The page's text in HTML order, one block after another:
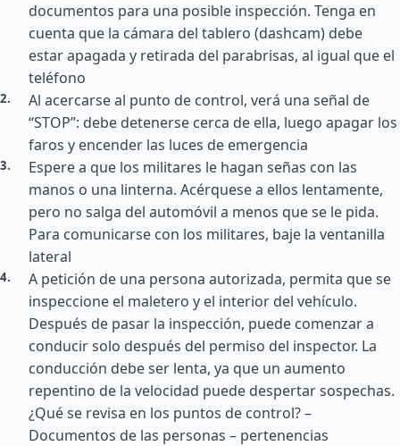
documentos para una posible inspección. Tenga en
cuenta que la cámara del tablero (dashcam) debe
estar apagada y retirada del parabrisas, al igual que el
teléfono
Al acercarse al punto de control, verá una señal de
“STOP”: debe detenerse cerca de ella, luego apagar los
faros y encender las luces de emergencia
Espere a que los militares le hagan señas con las
manos o una linterna. Acérquese a ellos lentamente,
pero no salga del automóvil a menos que se le pida.
Para comunicarse con los militares, baje la ventanilla
lateral
A petición de una persona autorizada, permita que se
inspeccione el maletero y el interior del vehículo.
Después de pasar la inspección, puede comenzar a
conducir solo después del permiso del inspector. La
conducción debe ser lenta, ya que un aumento
repentino de la velocidad puede despertar sospechas.
¿Qué se revisa en los puntos de control? –
Documentos de las personas – pertenencias